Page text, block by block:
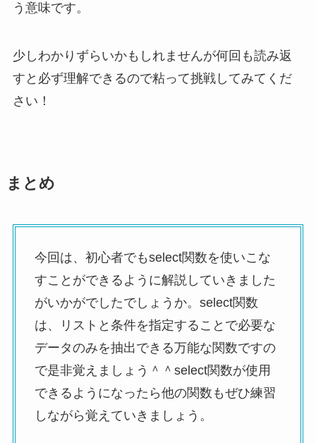
う意味です。
少しわかりずらいかもしれませんが何回も読み返
すと必ず理解できるので粘って挑戦してみてくだ
さい！
まとめ
今回は、初心者でもselect関数を使いこな
すことができるように解説していきました
がいかがでしたでしょうか。select関数
は、リストと条件を指定することで必要な
データのみを抽出できる万能な関数ですの
で是非覚えましょう＾＾select関数が使用
できるようになったら他の関数もぜひ練習
しながら覚えていきましょう。